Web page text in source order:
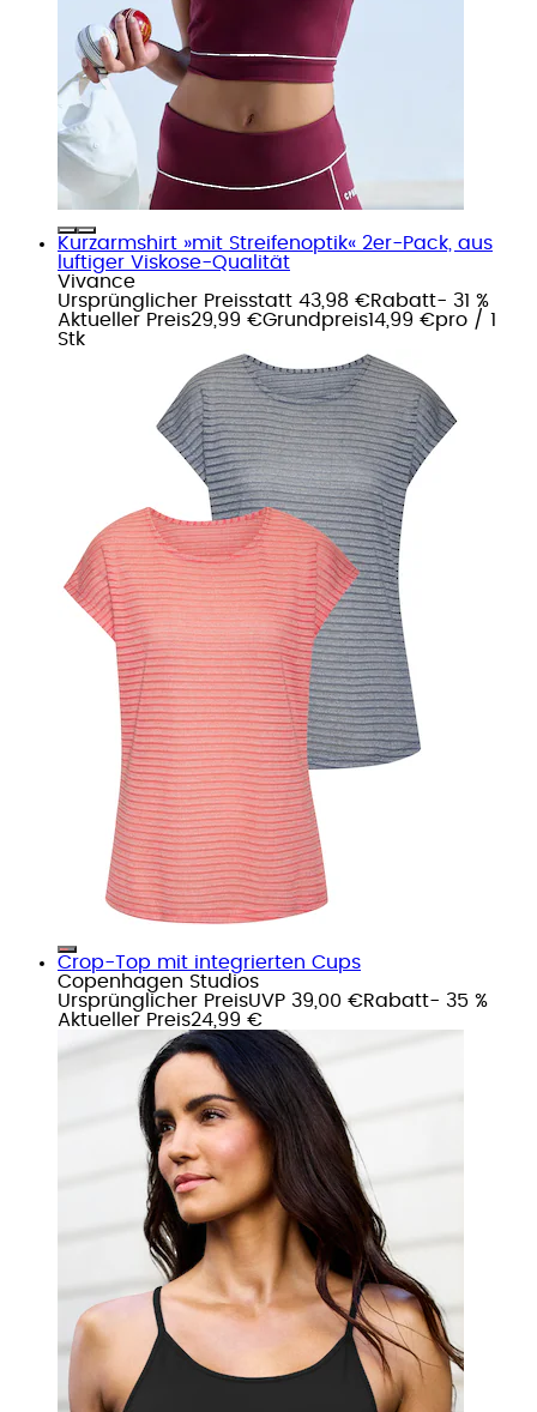
Kurzarmshirt »mit Streifenoptik« 2er-Pack, aus
luftiger Viskose-Qualität
Vivance
Ursprünglicher Preisstatt 43,98 €Rabatt- 31 %
Aktueller Preis29,99 €Grundpreis14,99 €pro / 1
Stk
Crop-Top mit integrierten Cups
Copenhagen Studios
Ursprünglicher PreisUVP 39,00 €Rabatt- 35 %
Aktueller Preis24,99 €